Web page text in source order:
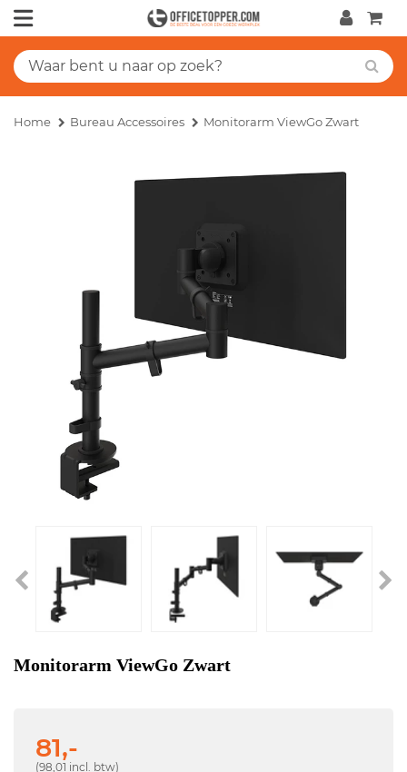
Home Bureau Accessoires Monitorarm ViewGo Zwart
Monitorarm ViewGo Zwart
81,-
(98,01 incl. btw)